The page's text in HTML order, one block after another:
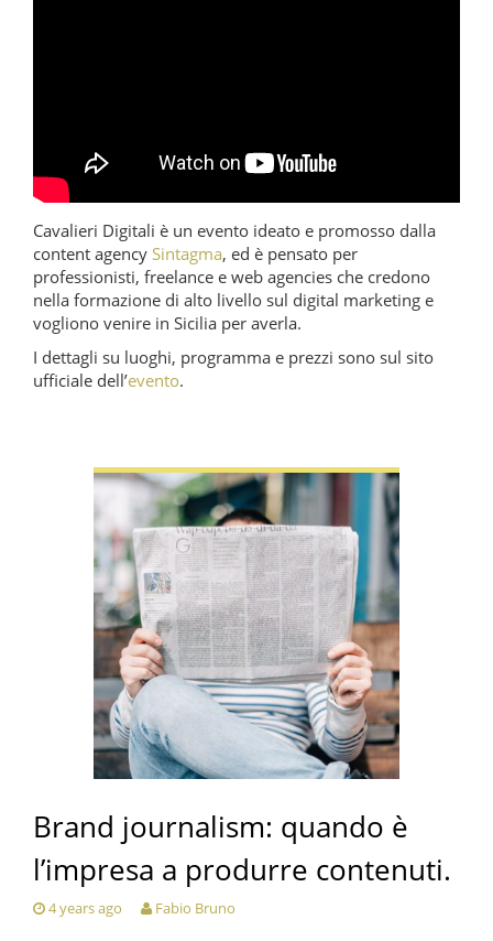
Cavalieri Digitali è un evento ideato e promosso dalla
content agency Sintagma, ed è pensato per
professionisti, freelance e web agencies che credono
nella formazione di alto livello sul digital marketing e
vogliono venire in Sicilia per averla.
I dettagli su luoghi, programma e prezzi sono sul sito
ufficiale dell’evento.
Brand journalism: quando è
l’impresa a produrre contenuti.
4 years ago Fabio Bruno